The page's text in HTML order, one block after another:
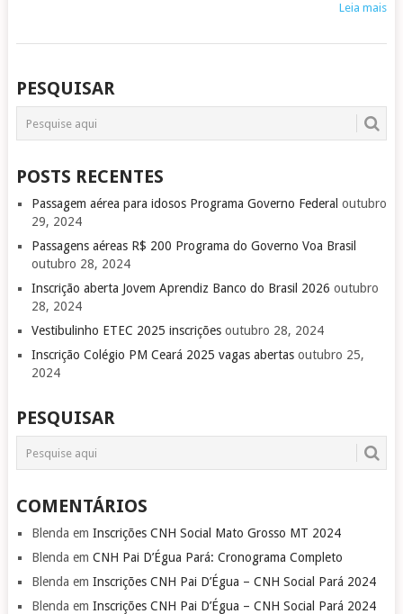
Leia mais
POSTS
NAVIGATION
PESQUISAR
POSTS RECENTES
Passagem aérea para idosos Programa Governo Federal outubro
29, 2024
Passagens aéreas R$ 200 Programa do Governo Voa Brasil
outubro 28, 2024
Inscrição aberta Jovem Aprendiz Banco do Brasil 2026 outubro
28, 2024
Vestibulinho ETEC 2025 inscrições outubro 28, 2024
Inscrição Colégio PM Ceará 2025 vagas abertas outubro 25,
2024
PESQUISAR
COMENTÁRIOS
Blenda em Inscrições CNH Social Mato Grosso MT 2024
Blenda em CNH Pai D’Égua Pará: Cronograma Completo
Blenda em Inscrições CNH Pai D’Égua – CNH Social Pará 2024
Blenda em Inscrições CNH Pai D’Égua – CNH Social Pará 2024